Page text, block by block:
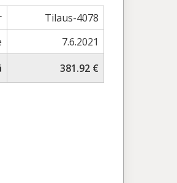
Tilaus-4078
7.6.2021
381.92 €